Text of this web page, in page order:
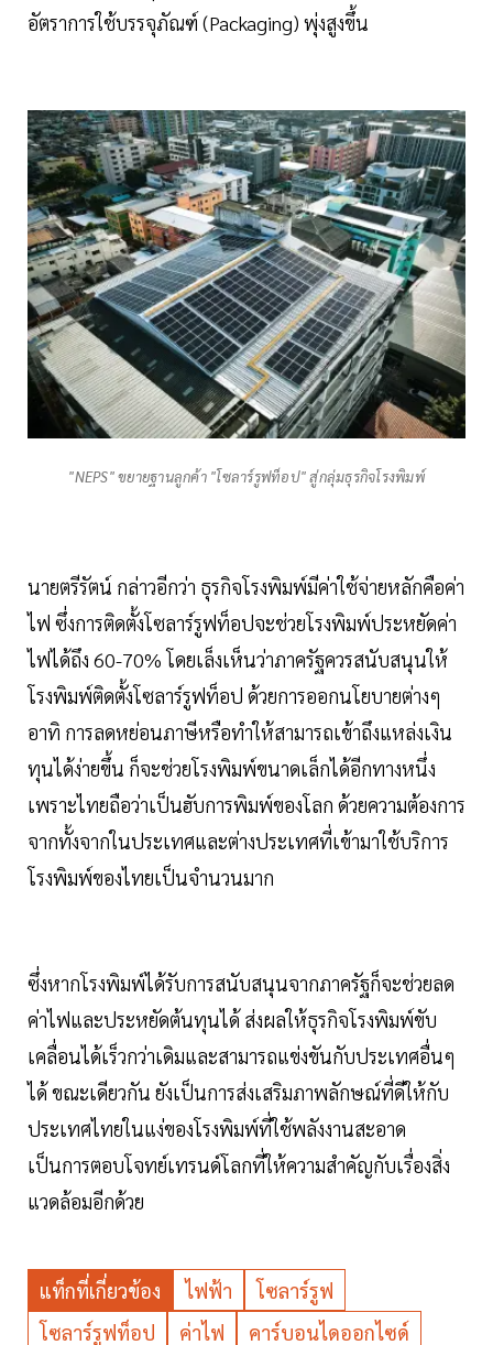
อัตราการใช้บรรจุภัณฑ์ (Packaging) พุ่งสูงขึ้น
"NEPS" ขยายฐานลูกค้า "โซลาร์รูฟท็อป" สู่กลุ่มธุรกิจโรงพิมพ์
นายตรีรัตน์ กล่าวอีกว่า ธุรกิจโรงพิมพ์มีค่าใช้จ่ายหลักคือค่า
ไฟ ซึ่งการติดตั้งโซลาร์รูฟท็อปจะช่วยโรงพิมพ์ประหยัดค่า
ไฟได้ถึง 60-70% โดยเล็งเห็นว่าภาครัฐควรสนับสนุนให้
โรงพิมพ์ติดตั้งโซลาร์รูฟท็อป ด้วยการออกนโยบายต่างๆ
อาทิ การลดหย่อนภาษีหรือทำให้สามารถเข้าถึงแหล่งเงิน
ทุนได้ง่ายขึ้น ก็จะช่วยโรงพิมพ์ขนาดเล็กได้อีกทางหนึ่ง
เพราะไทยถือว่าเป็นฮับการพิมพ์ของโลก ด้วยความต้องการ
จากทั้งจากในประเทศและต่างประเทศที่เข้ามาใช้บริการ
โรงพิมพ์ของไทยเป็นจำนวนมาก
ซึ่งหากโรงพิมพ์ได้รับการสนับสนุนจากภาครัฐก็จะช่วยลด
ค่าไฟและประหยัดต้นทุนได้ ส่งผลให้ธุรกิจโรงพิมพ์ขับ
เคลื่อนได้เร็วกว่าเดิมและสามารถแข่งขันกับประเทศอื่นๆ
ได้ ขณะเดียวกัน ยังเป็นการส่งเสริมภาพลักษณ์ที่ดีให้กับ
ประเทศไทยในแง่ของโรงพิมพ์ที่ใช้พลังงานสะอาด
เป็นการตอบโจทย์เทรนด์โลกที่ให้ความสำคัญกับเรื่องสิ่ง
แวดล้อมอีกด้วย
แท็กที่เกี่ยวข้อง ไฟฟ้า
โซลาร์รูฟ
โซลาร์รูฟท็อป
ค่าไฟ คาร์บอนไดออกไซด์